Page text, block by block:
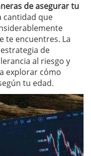
de asegurar tu
cantidad que
te encuentres. La
de
al riesgo y
explorar cómo
tu edad.